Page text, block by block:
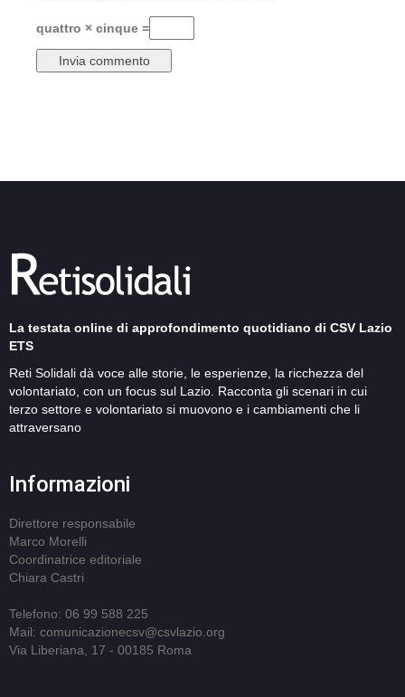
quattro × cinque =
La testata online di approfondimento quotidiano di CSV Lazio
ETS
Reti Solidali dà voce alle storie, le esperienze, la ricchezza del
volontariato, con un focus sul Lazio. Racconta gli scenari in cui
terzo settore e volontariato si muovono e i cambiamenti che li
attraversano
Informazioni
Direttore responsabile
Marco Morelli
Coordinatrice editoriale
Chiara Castri
Telefono: 06 99 588 225
Mail: comunicazionecsv@csvlazio.org
Via Liberiana, 17 - 00185 Roma